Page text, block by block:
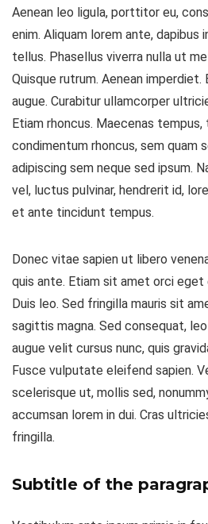
Aenean leo ligula, porttitor eu,
enim. Aliquam lorem ante, dapibus
tellus. Phasellus viverra nulla ut
Quisque rutrum. Aenean
augue. Curabitur ullamcorper
Etiam rhoncus. Maecenas
condimentum rhoncus, sem quam
adipiscing sem neque sed ipsum.
vel, luctus pulvinar, hendrerit id,
et ante tincidunt tempus.
Donec vitae sapien ut libero
quis ante. Etiam sit amet orci
Duis leo. Sed fringilla mauris sit
sagittis magna. Sed consequat,
augue velit cursus nunc, quis
Fusce vulputate eleifend sapien.
scelerisque ut, mollis sed,
accumsan lorem in dui. Cras
fringilla.
Subtitle of the